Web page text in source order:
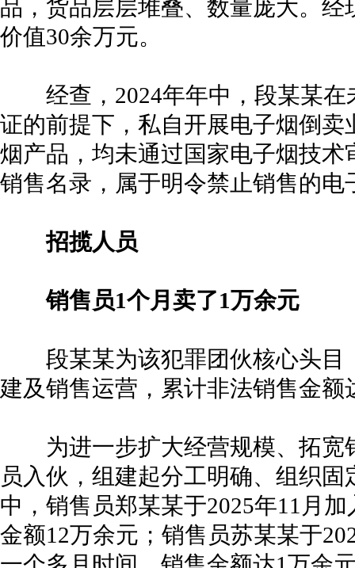
品，货品层层堆叠、数量庞大。
价值30余万元。
经查，2024年年中，段某某在
证的前提下，私自开展电子烟倒
烟产品，均未通过国家电子烟技
销售名录，属于明令禁止销售的电
招揽人员
销售员1个月卖了1万余元
段某某为该犯罪团伙核心头目
建及销售运营，累计非法销售金额
为进一步扩大经营规模、拓宽
员入伙，组建起分工明确、组织
中，销售员郑某某于2025年11月
金额12万余元；销售员苏某某于